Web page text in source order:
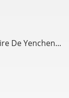
De Yenchen...